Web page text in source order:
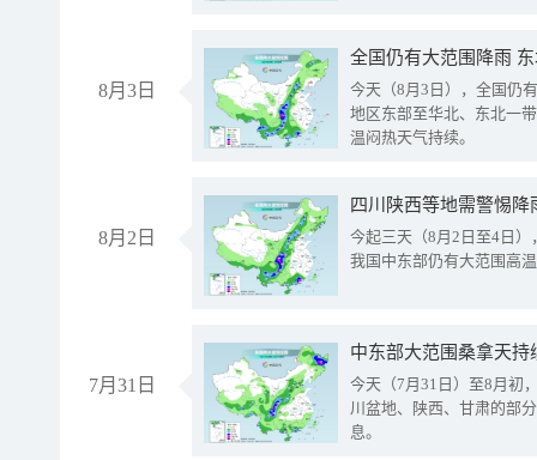
8月3日
全国仍有大范围降雨
今天（8月3日），全国仍
地区东部至华北、东北一
温闷热天气持续。
8月2日
今起三天（8月2日至4日
我国中东部仍有大范围高
7月31日
中东部大范围桑拿天
今天（7月31日）至8月初
川盆地、陕西、甘肃的部
息。